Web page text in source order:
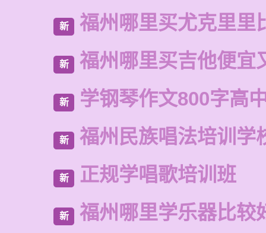
新 福州哪里买尤克里里
新 福州哪里买吉他便宜
新 学钢琴作文800字高
新 福州民族唱法培训学
新 正规学唱歌培训班
新 福州哪里学乐器比较